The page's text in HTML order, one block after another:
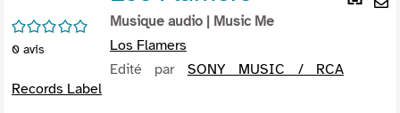
/5
0 avis
Musique audio | Music Me
Los Flamers
Edité par SONY MUSIC / RCA
Records Label